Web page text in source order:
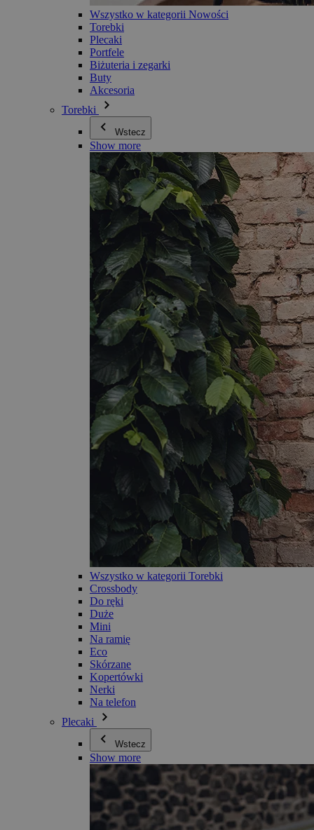
Wszystko w kategorii Nowości
Torebki
Plecaki
Portfele
Biżuteria i zegarki
Buty
Akcesoria
Torebki
Wstecz
Show more
Wszystko w kategorii Torebki
Crossbody
Do ręki
Duże
Mini
Na ramię
Eco
Skórzane
Kopertówki
Nerki
Na telefon
Plecaki
Wstecz
Show more